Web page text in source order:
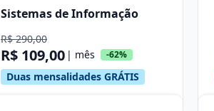
Sistemas de Informação
R$ 290,00
R$ 109,00 | mês -62%
Duas mensalidades GRÁTIS